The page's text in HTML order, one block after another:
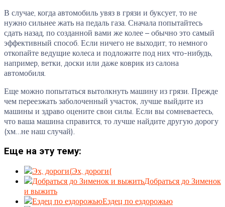
В случае, когда автомобиль увяз в грязи и буксует, то не
нужно сильнее жать на педаль газа. Сначала попытайтесь
сдать назад, по созданной вами же колее – обычно это самый
эффективный способ. Если ничего не выходит, то немного
откопайте ведущие колеса и подложите под них что-нибудь,
например, ветки, доски или даже коврик из салона
автомобиля.
Еще можно попытаться вытолкнуть машину из грязи. Прежде
чем переезжать заболоченный участок, лучше выйдите из
машины и здраво оцените свои силы. Если вы сомневаетесь,
что ваша машина справится, то лучше найдите другую дорогу
(хм…не наш случай).
Еще на эту тему:
Эх, дороги(
Добраться до Зименок
и выжить
Ездец по ездорожью